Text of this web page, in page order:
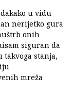
u vidu
nerijetko gura
onih
siguran da
stanja,
mreža